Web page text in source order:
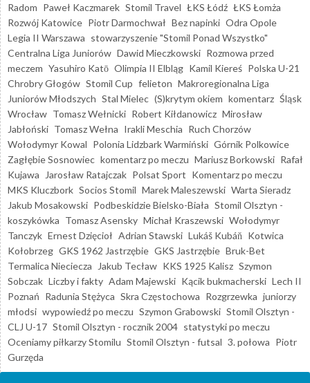
Radom Paweł Kaczmarek Stomil Travel ŁKS Łódź ŁKS Łomża
Rozwój Katowice Piotr Darmochwał Bez napinki Odra Opole
Legia II Warszawa stowarzyszenie "Stomil Ponad Wszystko"
Centralna Liga Juniorów Dawid Mieczkowski Rozmowa przed
meczem Yasuhiro Katō Olimpia II Elbląg Kamil Kiereś Polska U-21
Chrobry Głogów Stomil Cup felieton Makroregionalna Liga
Juniorów Młodszych Stal Mielec (S)krytym okiem komentarz Śląsk
Wrocław Tomasz Wełnicki Robert Kiłdanowicz Mirosław
Jabłoński Tomasz Wełna Irakli Meschia Ruch Chorzów
Wołodymyr Kowal Polonia Lidzbark Warmiński Górnik Polkowice
Zagłębie Sosnowiec komentarz po meczu Mariusz Borkowski Rafał
Kujawa
Jarosław Ratajczak Polsat Sport Komentarz po meczu
MKS Kluczbork Socios Stomil Marek Maleszewski Warta Sieradz
Jakub Mosakowski Podbeskidzie Bielsko-Biała Stomil Olsztyn -
koszykówka Tomasz Asensky Michał Kraszewski Wołodymyr
Tanczyk Ernest Dzięcioł Adrian Stawski Lukáš Kubáň Kotwica
Kołobrzeg GKS 1962 Jastrzębie GKS Jastrzębie Bruk-Bet
Termalica Nieciecza
Jakub Tecław KKS 1925 Kalisz Szymon
Sobczak Liczby i fakty Adam Majewski Kącik bukmacherski Lech II
Poznań Radunia Stężyca Skra Częstochowa Rozgrzewka juniorzy
młodsi wypowiedź po meczu Szymon Grabowski Stomil Olsztyn -
CLJ U-17 Stomil Olsztyn - rocznik 2004 statystyki po meczu
Oceniamy piłkarzy Stomilu Stomil Olsztyn - futsal 3. połowa Piotr
Gurzęda